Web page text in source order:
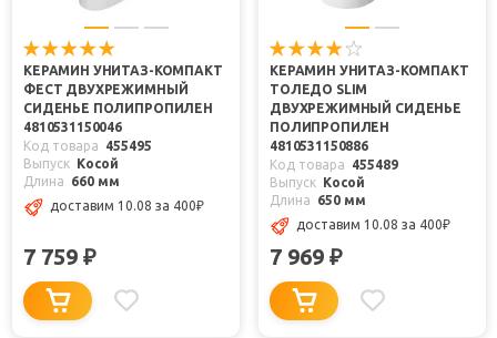
КЕРАМИН УНИТАЗ-КОМПАКТ
ФЕСТ ДВУХРЕЖИМНЫЙ
СИДЕНЬЕ ПОЛИПРОПИЛЕН
4810531150046
Код товара
455495
Выпуск Косой
Длина
660 мм
доставим 10.08 за 400₽
7 759 ₽
КЕРАМИН УНИТАЗ-КОМПАКТ
ТОЛЕДО SLIM
ДВУХРЕЖИМНЫЙ СИДЕНЬЕ
ПОЛИПРОПИЛЕН
4810531150886
Код товара
455489
Выпуск Косой
Длина
650 мм
доставим 10.08 за 400₽
7 969 ₽